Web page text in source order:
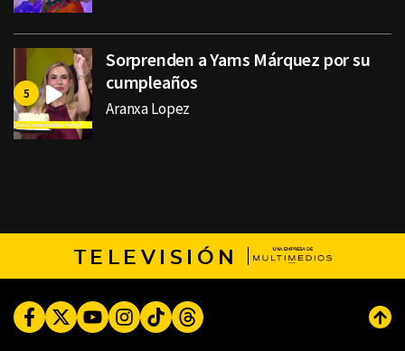
Sorprenden a Yams Márquez por su
cumpleaños
Aranxa Lopez
TELEVISIÓN
FacebookTwitterYoutubeInstagram
TikTokThreads